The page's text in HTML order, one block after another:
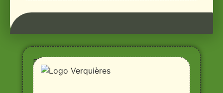
Entre
Rhône,
Alpilles